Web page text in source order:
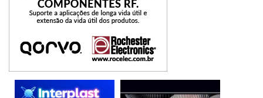
das máquinas e ferramentas? Ou ainda não descobriu
como usar o CAM como aliado para se destacar?
_____________________________________
(*) O autor é head de soluções CAM da SKA.